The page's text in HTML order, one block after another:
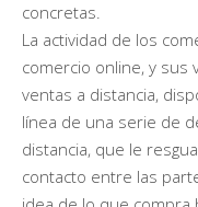
concretas.
La actividad de los
comercio online, y sus
ventas a distancia,
línea de una serie de
distancia, que le
contacto entre las